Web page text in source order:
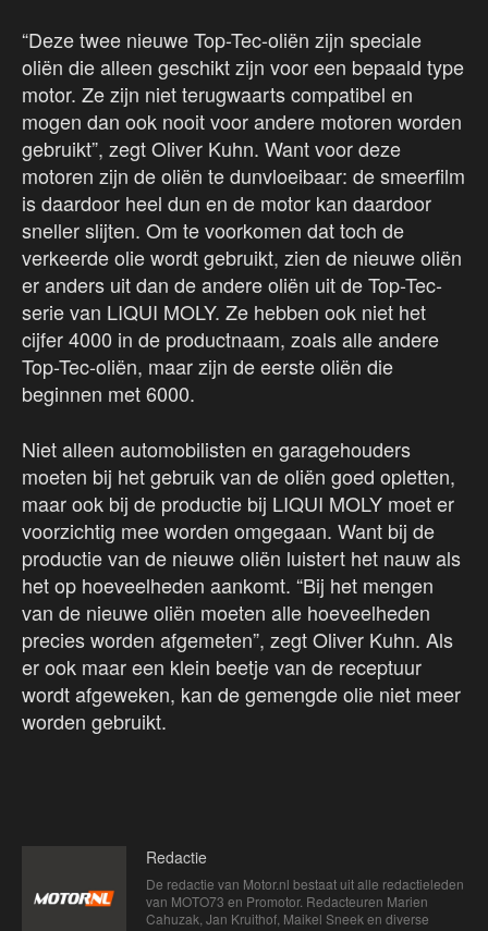
“Deze twee nieuwe Top-Tec-oliën zijn speciale
oliën die alleen geschikt zijn voor een bepaald type
motor. Ze zijn niet terugwaarts compatibel en
mogen dan ook nooit voor andere motoren worden
gebruikt”, zegt Oliver Kuhn. Want voor deze
motoren zijn de oliën te dunvloeibaar: de smeerfilm
is daardoor heel dun en de motor kan daardoor
sneller slijten. Om te voorkomen dat toch de
verkeerde olie wordt gebruikt, zien de nieuwe oliën
er anders uit dan de andere oliën uit de Top-Tec-
serie van LIQUI MOLY. Ze hebben ook niet het
cijfer 4000 in de productnaam, zoals alle andere
Top-Tec-oliën, maar zijn de eerste oliën die
beginnen met 6000.
Niet alleen automobilisten en garagehouders
moeten bij het gebruik van de oliën goed opletten,
maar ook bij de productie bij LIQUI MOLY moet er
voorzichtig mee worden omgegaan. Want bij de
productie van de nieuwe oliën luistert het nauw als
het op hoeveelheden aankomt. “Bij het mengen
van de nieuwe oliën moeten alle hoeveelheden
precies worden afgemeten”, zegt Oliver Kuhn. Als
er ook maar een klein beetje van de receptuur
wordt afgeweken, kan de gemengde olie niet meer
worden gebruikt.
Redactie
De redactie van Motor.nl bestaat uit alle redactieleden
van MOTO73 en Promotor. Redacteuren Marien
Cahuzak, Jan Kruithof, Maikel Sneek en diverse